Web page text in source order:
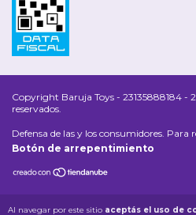
Al navegar por este sitio aceptás el uso de
Copyright Baruja Toys - 23135888184 -
reservados.
Defensa de las y los consumidores. Para
Botón de arrepentimiento